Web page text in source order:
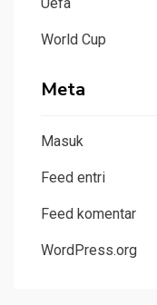
World Cup
Meta
Masuk
Feed entri
Feed komentar
WordPress.org